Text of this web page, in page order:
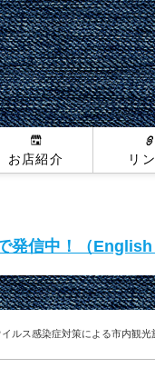
お店紹介 リ
発信中！（English
ス感染症対策による市内観光